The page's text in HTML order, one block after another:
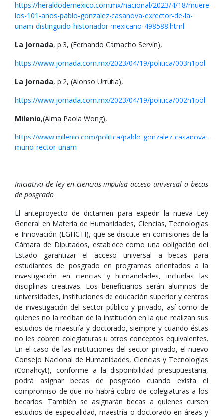
https://heraldodemexico.com.mx/nacional/2023/4/18/muere-
los-101-anos-pablo-gonzalez-casanova-exrector-de-la-
unam-distinguido-historiador-mexicano-498588.html
La Jornada, p.3, (Fernando Camacho Servín),
https://www.jornada.com.mx/2023/04/19/politica/003n1pol
La Jornada, p.2, (Alonso Urrutia),
https://www.jornada.com.mx/2023/04/19/politica/002n1pol
Milenio,(Alma Paola Wong),
https://www.milenio.com/politica/pablo-gonzalez-casanova-
murio-rector-unam
Iniciativa de ley en ciencias impulsa acceso universal a becas
de posgrado
El anteproyecto de dictamen para expedir la nueva Ley
General en Materia de Humanidades, Ciencias, Tecnologías
e Innovación (LGHCTI), que se discute en comisiones de la
Cámara de Diputados, establece como una obligación del
Estado garantizar el acceso universal a becas para
estudiantes de posgrado en programas orientados a la
investigación en ciencias y humanidades, incluidas las
disciplinas creativas. Los beneficiarios serán alumnos de
universidades, instituciones de educación superior y centros
de investigación del sector público y privado, así como de
quienes no la reciban de la institución en la que realizan sus
estudios de maestría y doctorado, siempre y cuando éstas
no les cobren colegiaturas u otros conceptos equivalentes.
En el caso de las instituciones del sector privado, el nuevo
Consejo Nacional de Humanidades, Ciencias y Tecnologías
(Conahcyt), conforme a la disponibilidad presupuestaria,
podrá asignar becas de posgrado cuando exista el
compromiso de que no habrá cobro de colegiaturas a los
becarios. También se asignarán becas a quienes cursen
estudios de especialidad, maestría o doctorado en áreas y